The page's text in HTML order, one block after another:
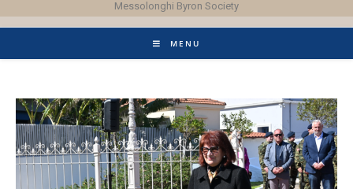
Messolonghi Byron Society
MENU